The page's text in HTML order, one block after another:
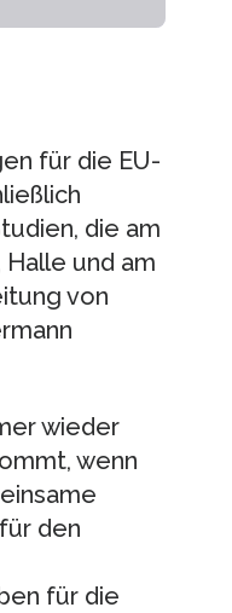
für die EU-
die am
und am
von
wieder
wenn
den
für die